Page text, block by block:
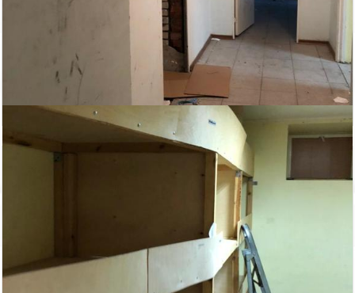
10 000
руб/мес.
Показать похожие на eip.ru
Итоги бизнес-завтрака «Апартаменты – альтернатива
жилью или инвестиционный продукт?» в Петербурге
Всего на рынке Петербурга по итогам первого
полугодия 2022 года, представлены 4,6 тыс. юнитов,
из них 70% — сервисные апартаменты, 20% —